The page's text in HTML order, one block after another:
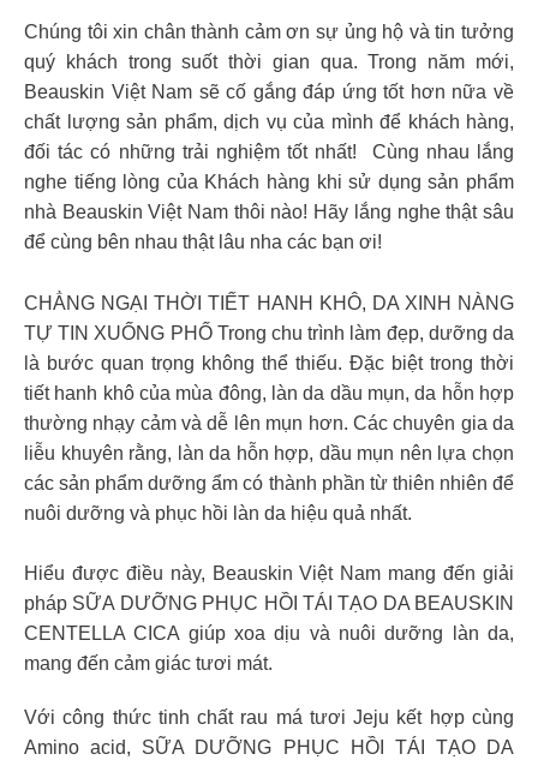
Chúng tôi xin chân thành cảm ơn sự ủng hộ và tin tưởng
quý khách trong suốt thời gian qua. Trong năm mới,
Beauskin Việt Nam sẽ cố gắng đáp ứng tốt hơn nữa về
chất lượng sản phẩm, dịch vụ của mình để khách hàng,
đối tác có những trải nghiệm tốt nhất! ️ Cùng nhau lắng
nghe tiếng lòng của Khách hàng khi sử dụng sản phẩm
nhà Beauskin Việt Nam thôi nào! Hãy lắng nghe thật sâu
để cùng bên nhau thật lâu nha các bạn ơi!
CHẲNG NGẠI THỜI TIẾT HANH KHÔ, DA XINH NÀNG
TỰ TIN XUỐNG PHỐ Trong chu trình làm đẹp, dưỡng da
là bước quan trọng không thể thiếu. Đặc biệt trong thời
tiết hanh khô của mùa đông, làn da dầu mụn, da hỗn hợp
thường nhạy cảm và dễ lên mụn hơn. Các chuyên gia da
liễu khuyên rằng, làn da hỗn hợp, dầu mụn nên lựa chọn
các sản phẩm dưỡng ẩm có thành phần từ thiên nhiên để
nuôi dưỡng và phục hồi làn da hiệu quả nhất.
Hiểu được điều này, Beauskin Việt Nam mang đến giải
pháp SỮA DƯỠNG PHỤC HỒI TÁI TẠO DA BEAUSKIN
CENTELLA CICA giúp xoa dịu và nuôi dưỡng làn da,
mang đến cảm giác tươi mát.
Với công thức tinh chất rau má tươi Jeju kết hợp cùng
Amino acid, SỮA DƯỠNG PHỤC HỒI TÁI TẠO DA